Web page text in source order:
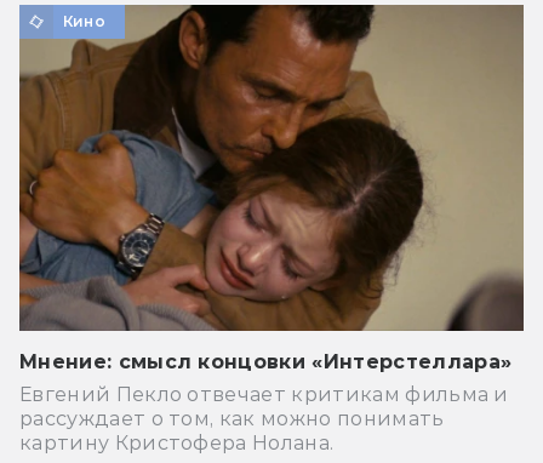
Кино
Мнение: смысл концовки «Интерстеллара»
Евгений Пекло отвечает критикам фильма и
рассуждает о том, как можно понимать
картину Кристофера Нолана.